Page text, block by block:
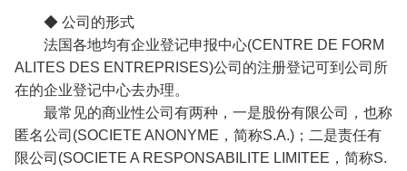
◆ 公司的形式
法国各地均有企业登记申报中心(CENTRE DE FORM
ALITES DES ENTREPRISES)公司的注册登记可到公司所
在的企业登记中心去办理。
最常见的商业性公司有两种，一是股份有限公司，也称
匿名公司(SOCIETE ANONYME，简称S.A.)；二是责任有
限公司(SOCIETE A RESPONSABILITE LIMITEE，简称S.